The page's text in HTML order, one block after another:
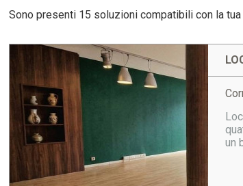
Sono presenti 15 soluzioni compatibili con la
un